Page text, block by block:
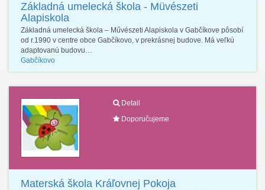
Základná umelecká škola - Müvészeti
Alapiskola
Základná umelecká škola – Művészeti Alapiskola v Gabčíkove pôsobí
od r.1990 v centre obce Gabčíkovo, v prekrásnej budove. Má veľkú
adaptovanú budovu…
Gabčíkovo
Detail
Doporučujeme
Materská škola Kráľovnej Pokoja